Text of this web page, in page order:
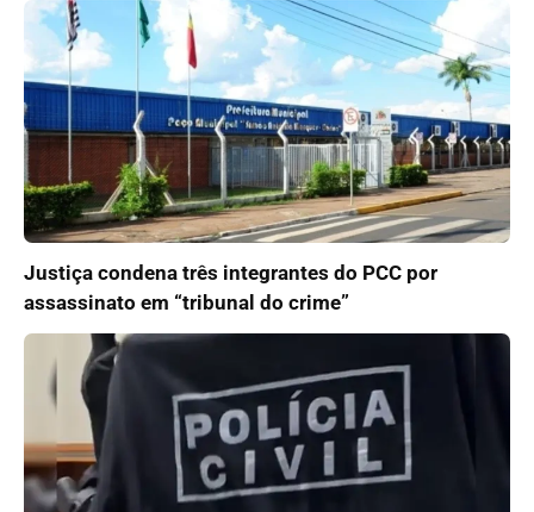
Justiça condena três integrantes do PCC por
assassinato em “tribunal do crime”